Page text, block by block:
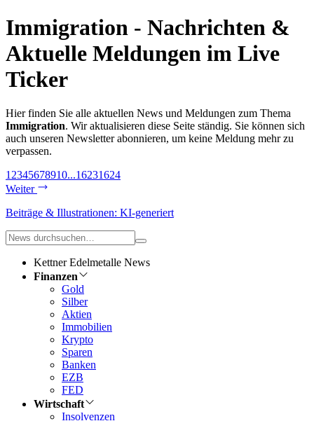
Immigration - Nachrichten &
Aktuelle Meldungen im Live
Ticker
Hier finden Sie alle aktuellen News und Meldungen zum Thema
Immigration. Wir aktualisieren diese Seite ständig. Sie können sich
auch unseren Newsletter abonnieren, um keine Meldung mehr zu
verpassen.
1 2345678910...16231624
Weiter
Beiträge & Illustrationen: KI-generiert
Kettner Edelmetalle News
Finanzen
Gold
Silber
Aktien
Immobilien
Krypto
Sparen
Banken
EZB
FED
Wirtschaft
Insolvenzen